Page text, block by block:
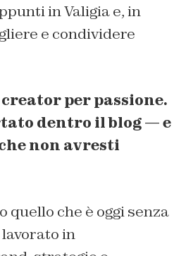
in Valigia e, in
e condividere
per passione.
dentro il blog — e
non avresti
che è oggi senza
in